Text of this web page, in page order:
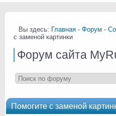
Вы здесь: Главная - Форум -
с заменой картинки
Форум сайта
Помогите с заменой